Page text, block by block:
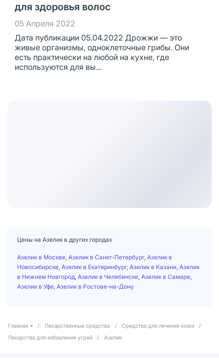
для здоровья волос
05 Апреля 2022
Дата публикации 05.04.2022 Дрожжи — это
живые организмы, одноклеточные грибы. Они
есть практически на любой на кухне, где
используются для вы...
Цены на Азелик в других городах
Азелик в Москве Азелик в Санкт-Петербург, Азелик в
Новосибирске Азелик в Екатеринбург, Азелик в Казани Азелик
в Нижнем Новгород Азелик в Челябинске Азелик в Самаре
Азелик в Уфе Азелик в Ростове-на-Дону
Главная / Лекарственные средства / Средства для лечения кожи
/
Лекарства для избавления угрей
/ Азелик